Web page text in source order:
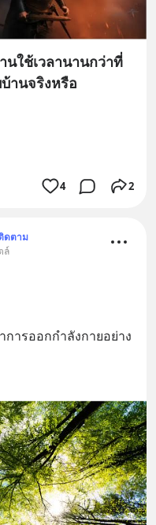
นใช้เวลานานกว่าที่
านจริงหรือ
4 2
ดตาม
ล์
ารออกกำลังกายอย่าง